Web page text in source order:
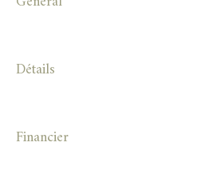
Détails
Financier